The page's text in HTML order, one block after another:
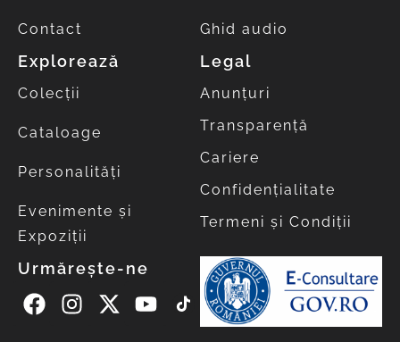
Contact Ghid audio
Explorează
Colecții
Cataloage
Personalități
Evenimente și
Expoziții
Legal
Anunțuri
Transparență
Cariere
Confidențialitate
Termeni și Condiții
Urmărește-ne